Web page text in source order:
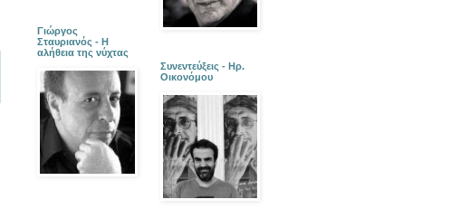
Γιώργος
Σταυριανός - Η
αλήθεια της νύχτας
Συνεντεύξεις - Ηρ.
Οικονόμου